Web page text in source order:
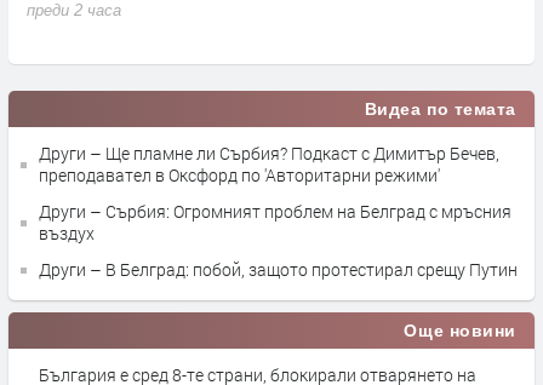
преди 2 часа
Видеа по темата
Други – Ще пламне ли Сърбия? Подкаст с Димитър Бечев,
преподавател в Оксфорд по 'Авторитарни режими'
Други – Сърбия: Огромният проблем на Белград с мръсния
въздух
Други – В Белград: побой, защото протестирал срещу Путин
Още новини
България е сред 8-те страни, блокирали отварянето на